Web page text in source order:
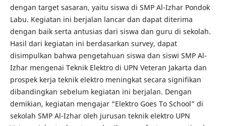
dengan target sasaran, yaitu siswa di SMP Al-Izhar Pondok
Labu. Kegiatan ini berjalan lancar dan dapat diterima
dengan baik serta antusias dari siswa dan guru di sekolah.
Hasil dari kegiatan ini berdasarkan survey, dapat
disimpulkan bahwa pengetahuan siswa dan siswi SMP Al-
Izhar mengenai Teknik Elektro di UPN Veteran Jakarta dan
prospek kerja teknik elektro meningkat secara signifikan
dibandingkan sebelum kegiatan ini berjalan. Dengan
demikian, kegiatan mengajar “Elektro Goes To School” di
sekolah SMP Al-Izhar oleh jurusan teknik elektro UPN